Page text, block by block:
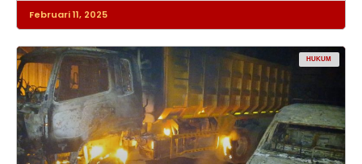
Februari 11, 2025
HUKUM